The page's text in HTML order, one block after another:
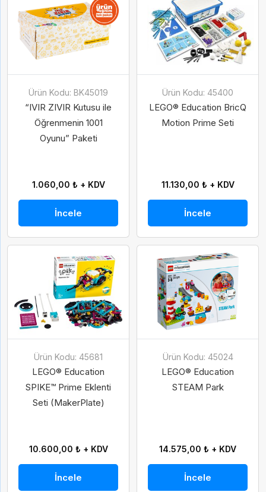
Ürün Kodu: BK45019
“IVIR ZIVIR Kutusu ile
Öğrenmenin 1001
Oyunu” Paketi
1.060,00 ₺ + KDV
İncele
Ürün Kodu: 45400
LEGO® Education BricQ
Motion Prime Seti
11.130,00 ₺ + KDV
İncele
Ürün Kodu: 45681
LEGO® Education
SPIKE™ Prime Eklenti
Seti (MakerPlate)
10.600,00 ₺ + KDV
İncele
Ürün Kodu: 45024
LEGO® Education
STEAM Park
14.575,00 ₺ + KDV
İncele
Abone Ol
Gelince Haber Ver